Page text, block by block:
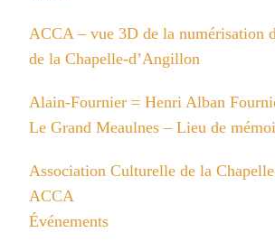
ACCA – vue 3D de la numérisation
de la Chapelle-d’Angillon
Alain-Fournier = Henri Alban
Le Grand Meaulnes – Lieu de
Association Culturelle de la
ACCA
Événements